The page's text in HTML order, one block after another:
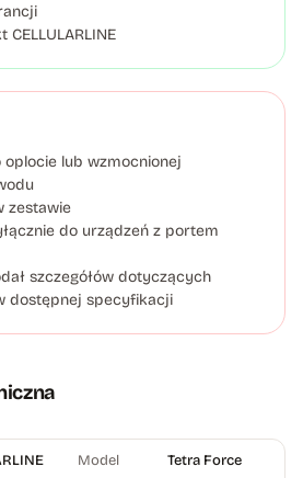
lub wzmocnionej
zestawie
do urządzeń z portem
szczegółów dotyczących
dostępnej specyfikacji
Model Tetra Force